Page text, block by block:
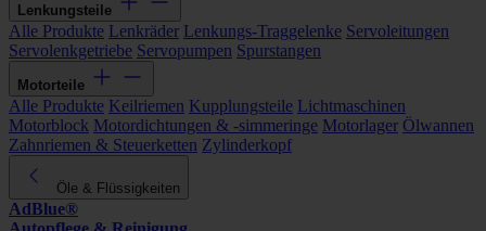
Lenkungsteile
Alle Produkte Lenkräder Lenkungs-Traggelenke Servoleitungen
Servolenkgetriebe Servopumpen Spurstangen
Motorteile
Alle Produkte Keilriemen Kupplungsteile Lichtmaschinen
Motorblock Motordichtungen & -simmeringe Motorlager Ölwannen
Zahnriemen & Steuerketten Zylinderkopf
Öle & Flüssigkeiten
AdBlue®